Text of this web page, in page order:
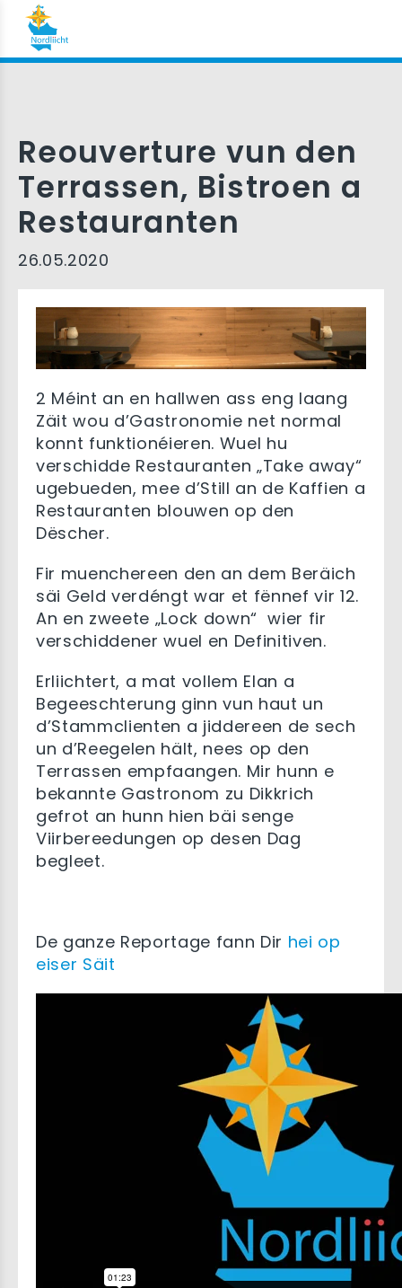
Reouverture vun den
Terrassen, Bistroen a
Restauranten
26.05.2020
2 Méint an en hallwen ass eng laang
Zäit wou d’Gastronomie net normal
konnt funktionéieren. Wuel hu
verschidde Restauranten „Take away“
ugebueden, mee d’Still an de Kaffien a
Restauranten blouwen op den
Dëscher.
Fir muenchereen den an dem Beräich
säi Geld verdéngt war et fënnef vir 12.
An en zweete „Lock down“ wier fir
verschiddener wuel en Definitiven.
Erliichtert, a mat vollem Elan a
Begeeschterung ginn vun haut un
d’Stammclienten a jiddereen de sech
un d’Reegelen hält, nees op den
Terrassen empfaangen. Mir hunn e
bekannte Gastronom zu Dikkrich
gefrot an hunn hien bäi senge
Viirbereedungen op desen Dag
begleet.
De ganze Reportage fann Dir hei op
eiser Säit